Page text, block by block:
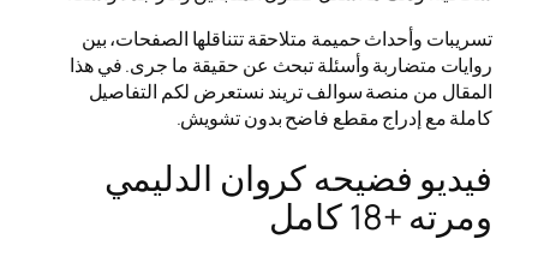
تسريبات وأحداث حميمة متلاحقة تتناقلها الصفحات، بين
روايات متضاربة وأسئلة تبحث عن حقيقة ما جرى. في هذا
المقال من منصة سوالف تريند نستعرض لكم التفاصيل
كاملة مع إدراج مقطع فاضح بدون تشويش.
فيديو فضيحه كروان الدليمي
ومرته +18 كامل